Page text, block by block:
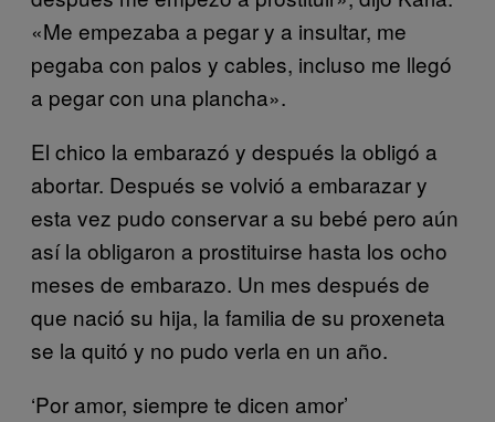
«Me empezaba a pegar y a insultar, me
pegaba con palos y cables, incluso me llegó
a pegar con una plancha».
El chico la embarazó y después la obligó a
abortar. Después se volvió a embarazar y
esta vez pudo conservar a su bebé pero aún
así la obligaron a prostituirse hasta los ocho
meses de embarazo. Un mes después de
que nació su hija, la familia de su proxeneta
se la quitó y no pudo verla en un año.
‘Por amor, siempre te dicen amor’